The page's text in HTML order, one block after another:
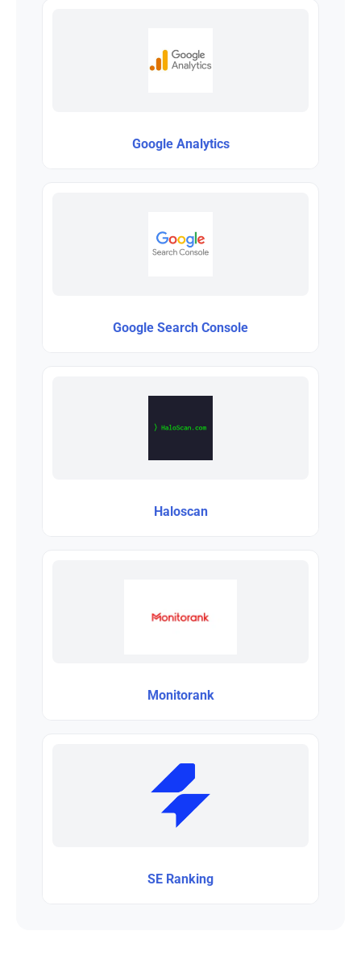
Google Analytics
Google Search Console
Haloscan
Monitorank
SE Ranking